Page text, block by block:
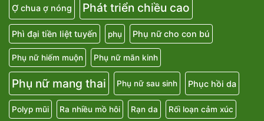
Ợ chua ợ nóng Phát triển chiều cao
Phì đại tiền liệt tuyến phụ Phụ nữ cho con bú
Phụ nữ hiếm muộn Phụ nữ mãn kinh
Phụ nữ mang thai Phụ nữ sau sinh Phục hồi da
Polyp mũi Ra nhiều mồ hôi Rạn da Rối loạn cảm xúc